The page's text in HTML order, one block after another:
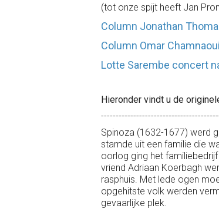
(tot onze spijt heeft Jan
Column Jonathan
Column Omar
Lotte Sarembe concert
Hieronder vindt u de
Spinoza (1632-1677) werd
stamde uit een familie die
oorlog ging het
vriend Adriaan Koerbagh
rasphuis. Met lede ogen
opgehitste volk werden
gevaarlijke plek.